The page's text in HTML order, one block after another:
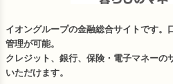
イオングループの金融総合サイトです。
管理が可能。
クレジット、銀行、保険・電子マネーの
いただけます。